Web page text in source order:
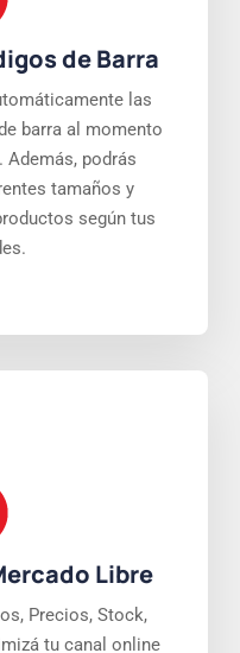
de Barra
las
barra al momento
Además, podrás
tamaños y
según tus
Libre
Precios, Stock,
tu canal online